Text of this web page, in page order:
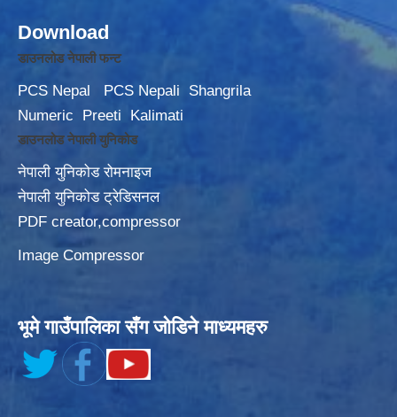
Download
डाउनलोड नेपाली फन्ट
PCS Nepal PCS Nepali
Shangrila
Numeric
Preeti Kalimati
डाउनलोड नेपाली युनिकोड
नेपाली युनिकोड रोमनाइज
नेपाली युनिकोड ट्रेडिसनल
PDF creator,compressor
Image Compressor
भूमे गाउँपालिका सँग जोडिने माध्यमहरु